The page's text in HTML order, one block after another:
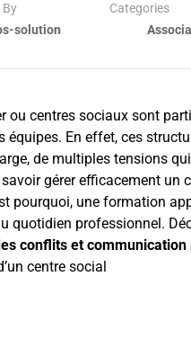
By
solution
Categories
ou centres sociaux sont
équipes. En effet, ces
de multiples tensions
gérer efficacement un
pourquoi, une formation
quotidien professionnel.
conflits et communication
centre social